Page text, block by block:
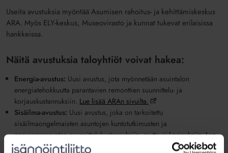
Useita avustuksia myöntää Asumisen rahoitus- ja kehittämiskeskus
ARA. Myös ELY-keskus, Museovirasto ja kunnat tukevat erilaisissa
hankkeissa.
Näitä avustuksia taloyhtiöt voivat hakea:
Energia-avustus: Uusi avustus, jota myönnetään asuintalon
energiatehokkuutta parantavien remonttien suunnittelu- ja
korjauskustannuksiin. Lue lisää ARAn sivuilta.
Sisäilma-avustus: Uusi avustus, joka on tarkoitettu
sisäilmaongelmaisten asuntojen kuntotutkimusten ja
perusparannusten suunnittelukustannuksiin, mutta ei korjauksiin.Lue
lisää ARAn sivuilta.